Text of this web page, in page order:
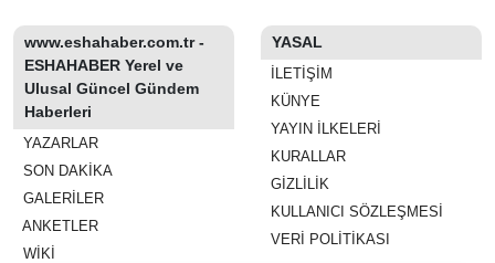
www.eshahaber.com.tr -
ESHAHABER Yerel ve
Ulusal Güncel Gündem
Haberleri
YAZARLAR
SON DAKİKA
GALERİLER
ANKETLER
WİKİ
YASAL
İLETIŞIM
KÜNYE
YAYIN İLKELERI
KURALLAR
GIZLILIK
KULLANICI SÖZLEŞMESI
VERI POLITIKASI